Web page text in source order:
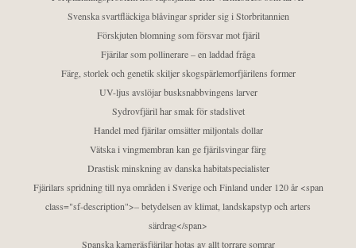
Svenska svartfläckiga blåvingar sprider sig i Storbritannien
Förskjuten blomning som försvar mot fjäril
Fjärilar som pollinerare – en laddad fråga
Färg, storlek och genetik skiljer skogspärlemorfjärilens former
UV-ljus avslöjar busksnabbvingens larver
Sydrovfjäril har smak för stadslivet
Handel med fjärilar omsätter miljontals dollar
Vätska i vingmembran kan ge fjärilsvingar färg
Drastisk minskning av danska habitatspecialister
Fjärilars spridning till nya områden i Sverige och Finland under 120 år <span
class="sf-description">– betydelsen av klimat, landskapstyp och arters
särdrag</span>
Spanska kamgräsfjärilar hotas av allt torrare somrar